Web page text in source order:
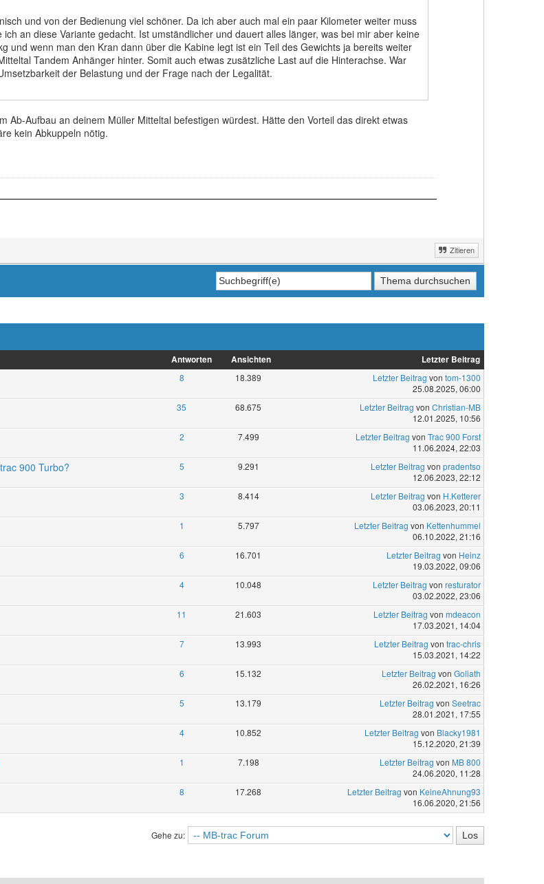
und von der Bedienung viel schöner. Da ich aber auch mal ein paar Kilometer weiter muss
an diese Variante gedacht. Ist umständlicher und dauert alles länger, was bei mir aber keine
und wenn man den Kran dann über die Kabine legt ist ein Teil des Gewichts ja bereits weiter
Tandem Anhänger hinter. Somit auch etwas zusätzliche Last auf die Hinterachse. War
der Belastung und der Frage nach der Legalität.
Ab-Aufbau an deinem Müller Mitteltal befestigen würdest. Hätte den Vorteil das direkt etwas
kein Abkuppeln nötig.
Zitieren
Antworten Ansichten Letzter Beitrag
8 18.389 Letzter Beitrag von tom-1300
25.08.2025, 06:00
35 68.675 Letzter Beitrag von Christian-MB
12.01.2025, 10:56
2 7.499 Letzter Beitrag von Trac 900 Forst
11.06.2024, 22:03
900 Turbo? 5 9.291 Letzter Beitrag von pradentso
12.06.2023, 22:12
3 8.414 Letzter Beitrag von H.Ketterer
03.06.2023, 20:11
1 5.797 Letzter Beitrag von Kettenhummel
06.10.2022, 21:16
6 16.701 Letzter Beitrag von Heinz
19.03.2022, 09:06
4 10.048 Letzter Beitrag von resturator
03.02.2022, 23:06
11 21.603 Letzter Beitrag von mdeacon
17.03.2021, 14:04
7 13.993 Letzter Beitrag von trac-chris
15.03.2021, 14:22
6 15.132 Letzter Beitrag von Goliath
26.02.2021, 16:26
5 13.179 Letzter Beitrag von Seetrac
28.01.2021, 17:55
4 10.852 Letzter Beitrag von Blacky1981
15.12.2020, 21:39
1 7.198 Letzter Beitrag von MB 800
24.06.2020, 11:28
8 17.268 Letzter Beitrag von KeineAhnung93
16.06.2020, 21:56
Gehe zu: